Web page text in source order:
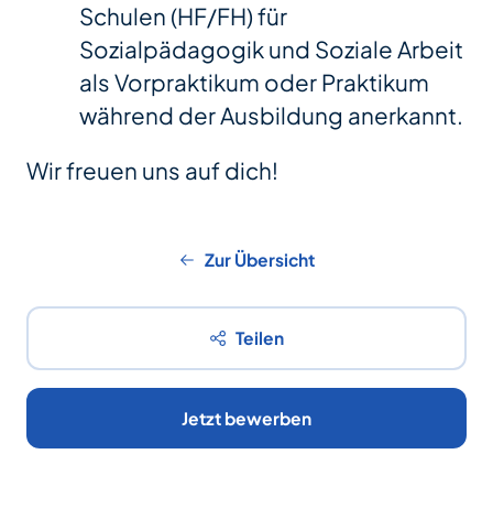
Schulen (HF/FH) für
Sozialpädagogik und Soziale Arbeit
als Vorpraktikum oder Praktikum
während der Ausbildung anerkannt.
Wir freuen uns auf dich!
Zur Übersicht
Teilen
Jetzt bewerben